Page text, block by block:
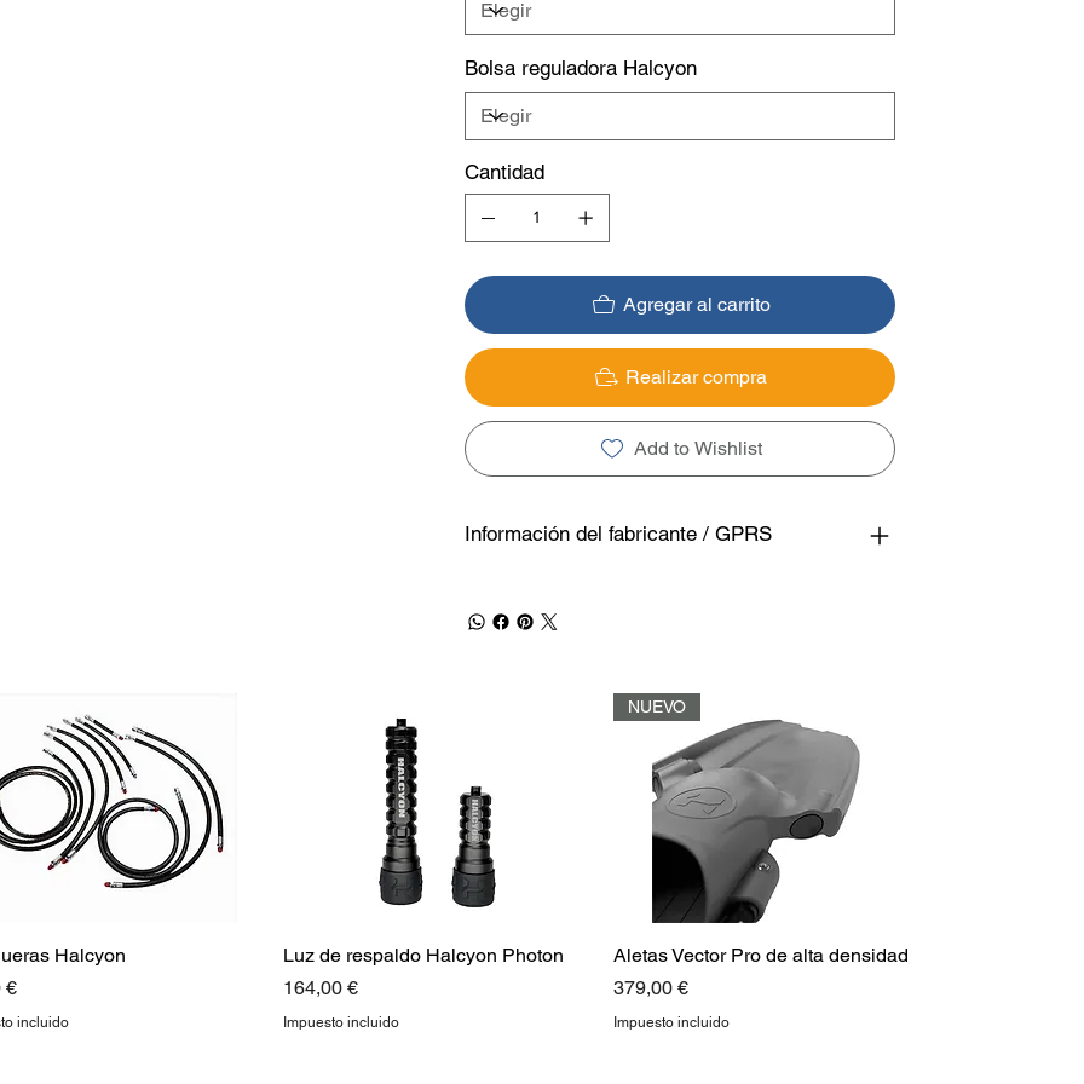
Bolsa reguladora Halcyon
Cantidad
Agregar al carrito
Realizar compra
Add to Wishlist
Información del fabricante / GPRS
Halcyon
€
incluido
Luz de respaldo Halcyon Photon
Precio
164,00 €
Impuesto incluido
NUEVO
Aletas Vector Pro de alta densidad
Precio
379,00 €
Impuesto incluido